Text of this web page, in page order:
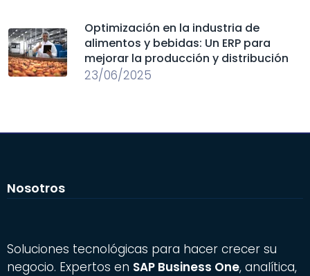
Optimización en la industria de
alimentos y bebidas: Un ERP para
mejorar la producción y distribución
23/06/2025
Nosotros
Soluciones tecnológicas para hacer crecer su
negocio. Expertos en SAP Business One, analítica,